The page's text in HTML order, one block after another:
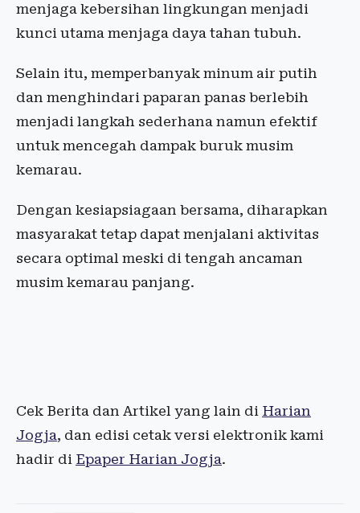
menjaga kebersihan lingkungan menjadi
kunci utama menjaga daya tahan tubuh.
Selain itu, memperbanyak minum air putih
dan menghindari paparan panas berlebih
menjadi langkah sederhana namun efektif
untuk mencegah dampak buruk musim
kemarau.
Dengan kesiapsiagaan bersama, diharapkan
masyarakat tetap dapat menjalani aktivitas
secara optimal meski di tengah ancaman
musim kemarau panjang.
Cek Berita dan Artikel yang lain di Harian
Jogja, dan edisi cetak versi elektronik kami
hadir di Epaper Harian Jogja.